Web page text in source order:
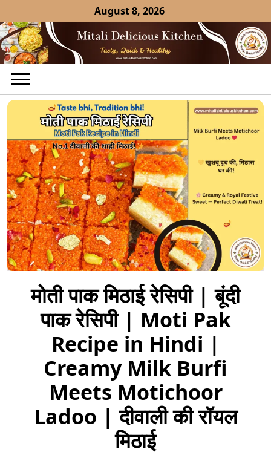
to
content
August 8, 2026
मोती पाक मिठाई रेसिपी | बूंदी
पाक रेसिपी | Moti Pak
Recipe in Hindi |
Creamy Milk Burfi
Meets Motichoor
Ladoo | दीवाली की रॉयल
मिठाई